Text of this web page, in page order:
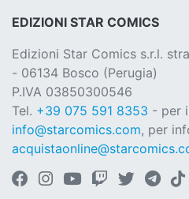
EDIZIONI STAR COMICS
Edizioni Star Comics s.r.l.
- 06134 Bosco (Perugia)
P.IVA 03850300546
Tel. +39 075 591 8353 - per
info@starcomics.com, per